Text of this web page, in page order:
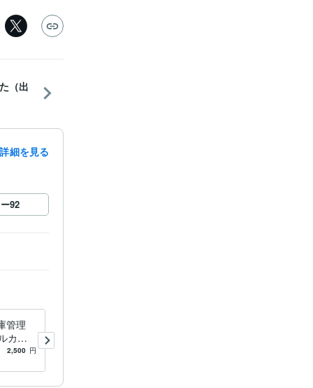
（出
細を見る
92
管理
カ
、ハー
2,500 円